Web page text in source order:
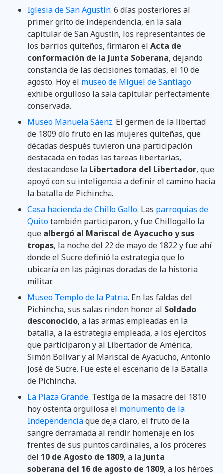
Iglesia de San Agustín. 6 días posteriores al
primer grito de independencia, en la sala
capitular de San Agustín, los representantes de
los barrios quiteños, firmaron el Acta de
conformación de la Junta Soberana, dejando
constancia de las decisiones tomadas, el 10 de
agosto. Hoy el museo de Miguel de Santiago
exhibe orgulloso la sala capitular perfectamente
conservada.
Museo Manuela Sáenz. El germen de la libertad
de 1809 dío fruto en las mujeres quiteñas, que
décadas después tuvieron una participación
destacada en todas las tareas libertarias,
destacandose la Libertadora del Libertador, que
apoyó con su inteligencia a definir el camino hacia
la batalla de Pichincha.
Casa hacienda de Chillo Gallo. Las parroquias de
Quitotambién participaron, y fue Chillogallo la
que albergó al Mariscal de Ayacucho y sus
tropas, la noche del 22 de mayo de 1822 y fue ahí
donde el Sucre definió la estrategia que lo
ubicaría en las páginas doradas de la historia
militar.
Museo Templo de la Patria. En las faldas del
Pichincha, sus salas rinden honor al Soldado
desconocido, a las armas empleadas en la
batalla, a la estrategia empleada, a los ejercitos
que participaron y al Libertador de América,
Simón Bolívar y al Mariscal de Ayacucho, Antonio
José de Sucre. Fue este el escenario de la Batalla
de Pichincha.
La Plaza Grande. Testiga de la masacre del 1810
hoy ostenta orgullosa el monumento de la
Independenciaque deja claro, el fruto de la
sangre derramada al rendir homenaje en los
frentes de sus puntos cardinales, a los próceres
del 10 de Agosto de 1809, a la Junta
soberana del 16 de agosto de 1809, a los héroes